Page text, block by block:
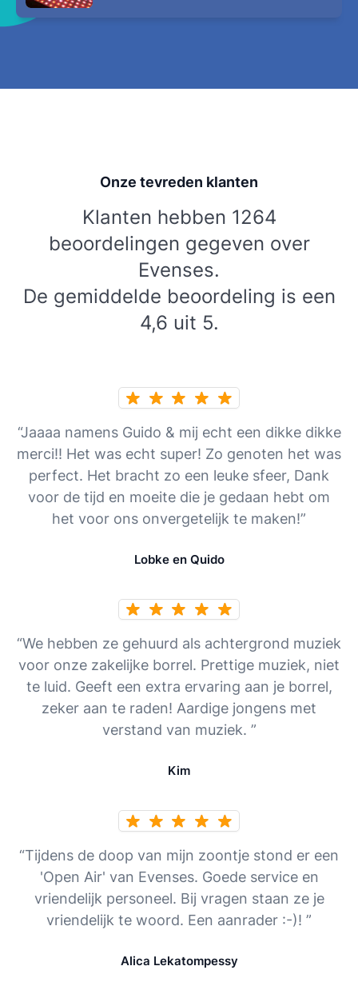
Onze tevreden klanten
Klanten hebben 1264
beoordelingen gegeven over
Evenses.
De gemiddelde beoordeling is een
4,6 uit 5.
“Jaaaa namens Guido & mij echt een dikke dikke
merci!! Het was echt super! Zo genoten het was
perfect. Het bracht zo een leuke sfeer, Dank
voor de tijd en moeite die je gedaan hebt om
het voor ons onvergetelijk te maken!”
Lobke en Quido
“We hebben ze gehuurd als achtergrond muziek
voor onze zakelijke borrel. Prettige muziek, niet
te luid. Geeft een extra ervaring aan je borrel,
zeker aan te raden! Aardige jongens met
verstand van muziek. ”
Kim
“Tijdens de doop van mijn zoontje stond er een
'Open Air' van Evenses. Goede service en
vriendelijk personeel. Bij vragen staan ze je
vriendelijk te woord. Een aanrader :-)! ”
Alica Lekatompessy